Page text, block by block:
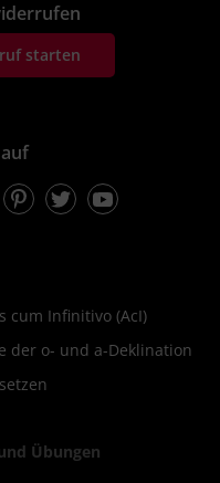
starten
PinterestTwitterYoutube
cum Infinitivo (AcI)
der o- und a-Deklination
Übungen